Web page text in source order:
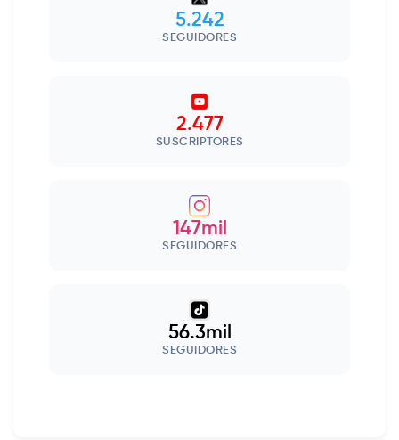
5.242
SEGUIDORES
2.477
SUSCRIPTORES
147mil
SEGUIDORES
56.3mil
SEGUIDORES